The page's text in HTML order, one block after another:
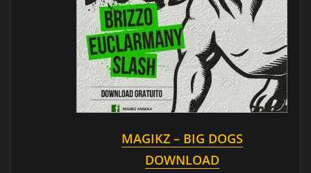
MAGIKZ – BIG DOGS
DOWNLOAD